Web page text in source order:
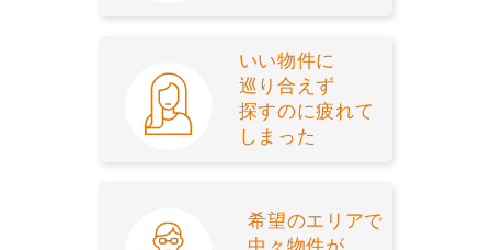
いい物件に
巡り合えず
探すのに疲れて
しまった
希望のエリアで
中々物件が